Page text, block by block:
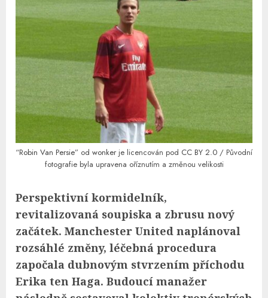
“Robin Van Persie” od wonker je licencován pod CC BY 2.0 / Původní
fotografie byla upravena oříznutím a změnou velikosti
Perspektivní kormidelník,
revitalizovaná soupiska a zbrusu nový
začátek. Manchester United naplánoval
rozsáhlé změny, léčebná procedura
započala dubnovým stvrzením příchodu
Erika ten Haga. Budoucí manažer